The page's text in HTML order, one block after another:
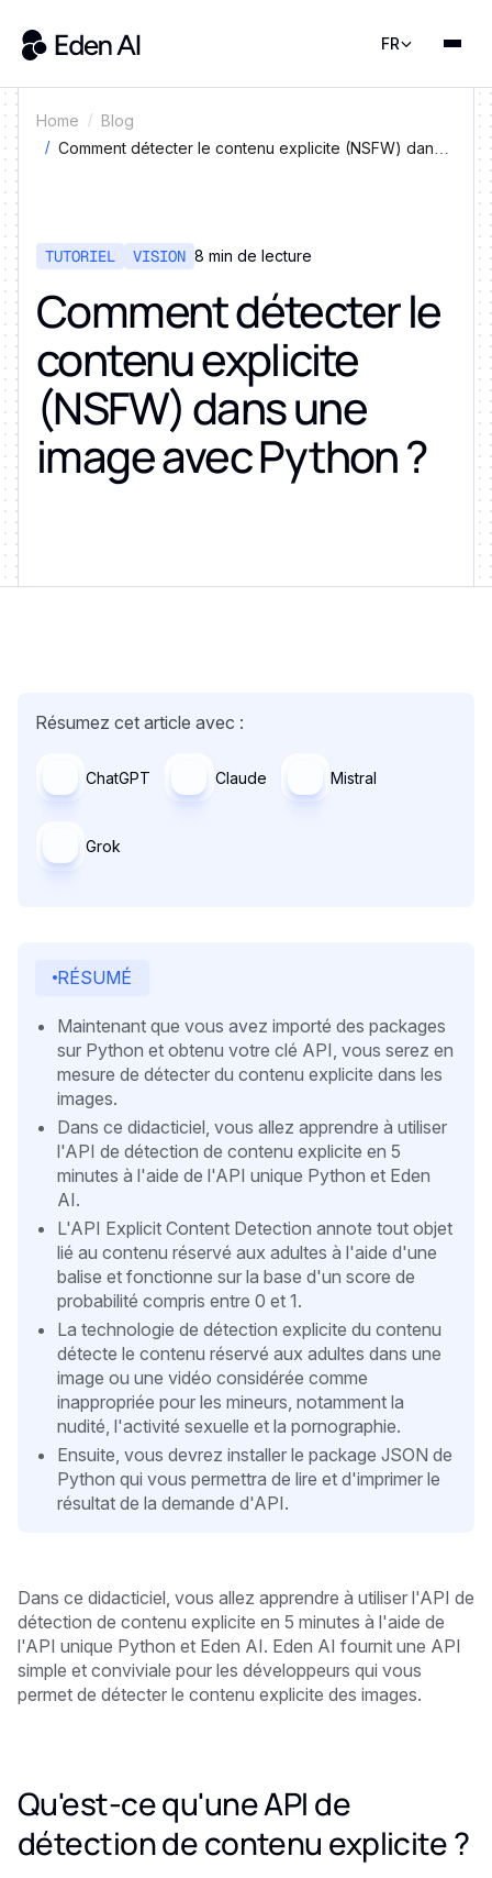
FR
Home
Blog
Comment détecter le contenu explicite (NSFW) dans
TUTORIEL VISION 8 min de lecture
Comment détecter le
contenu explicite
(NSFW) dans une
image avec Python ?
Résumez cet article avec :
ChatGPT Claude Mistral
Grok
RÉSUMÉ
Maintenant que vous avez importé des packages
sur Python et obtenu votre clé API, vous serez en
mesure de détecter du contenu explicite dans les
images.
Dans ce didacticiel, vous allez apprendre à utiliser
l'API de détection de contenu explicite en 5
minutes à l'aide de l'API unique Python et Eden
AI.
L'API Explicit Content Detection annote tout objet
lié au contenu réservé aux adultes à l'aide d'une
balise et fonctionne sur la base d'un score de
probabilité compris entre 0 et 1.
La technologie de détection explicite du contenu
détecte le contenu réservé aux adultes dans une
image ou une vidéo considérée comme
inappropriée pour les mineurs, notamment la
nudité, l'activité sexuelle et la pornographie.
Ensuite, vous devrez installer le package JSON de
Python qui vous permettra de lire et d'imprimer le
résultat de la demande d'API.
Dans ce didacticiel, vous allez apprendre à utiliser l'API de
détection de contenu explicite en 5 minutes à l'aide de
l'API unique Python et Eden AI. Eden AI fournit une API
simple et conviviale pour les développeurs qui vous
permet de détecter le contenu explicite des images.
Qu'est-ce qu'une API de
détection de contenu explicite ?